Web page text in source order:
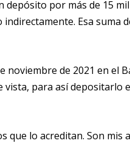
por más de 15
Esa suma
de 2021 en el
para así depositarlo
que lo acreditan. Son mis